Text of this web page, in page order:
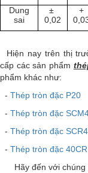
Dung
sai
±
0,02
+
Hiện nay trên thị
cấp các sản phẩm
phẩm khác như:
- Thép tròn đặc P20
- Thép tròn đặc
- Thép tròn đặc
- Thép tròn đặc 40CR
Hãy đến với chúng